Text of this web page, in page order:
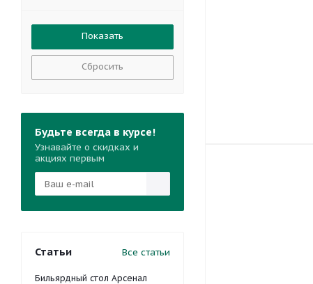
Сбросить
Будьте всегда в курсе!
Узнавайте о скидках и
акциях первым
Статьи Все статьи
Бильярдный стол Арсенал